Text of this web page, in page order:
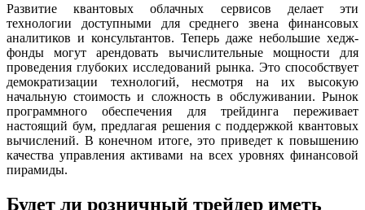
Развитие квантовых облачных сервисов делает эти
технологии доступными для среднего звена финансовых
аналитиков и консультантов. Теперь даже небольшие хедж-
фонды могут арендовать вычислительные мощности для
проведения глубоких исследований рынка. Это способствует
демократизации технологий, несмотря на их высокую
начальную стоимость и сложность в обслуживании. Рынок
программного обеспечения для трейдинга переживает
настоящий бум, предлагая решения с поддержкой квантовых
вычислений. В конечном итоге, это приведет к повышению
качества управления активами на всех уровнях финансовой
пирамиды.
Будет ли розничный трейдер иметь